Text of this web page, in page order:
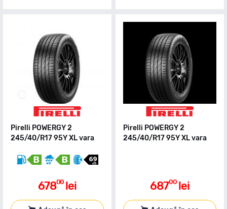
Pirelli POWERGY 2
245/40/R17 95Y XL vara
67800 lei
Pirelli POWERGY 2
245/40/R17 95Y XL vara
68700 lei